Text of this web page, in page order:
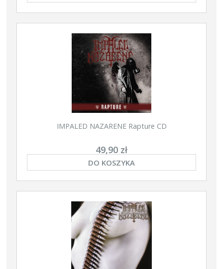
IMPALED NAZARENE Rapture CD
49,90 zł
DO KOSZYKA